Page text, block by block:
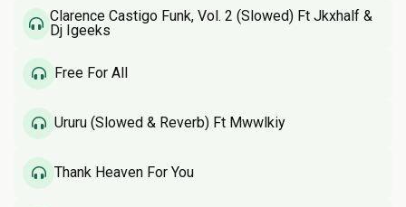
Clarence Castigo Funk, Vol. 2 (Slowed) Ft Jkxhalf &
Dj Igeeks
Free For All
Ururu (Slowed & Reverb) Ft Mwwlkiy
Thank Heaven For You